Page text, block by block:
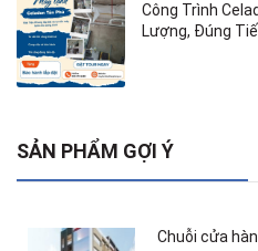
Công Trình
Lượng, Đúng
SẢN PHẨM GỢI Ý
Chuỗi cửa